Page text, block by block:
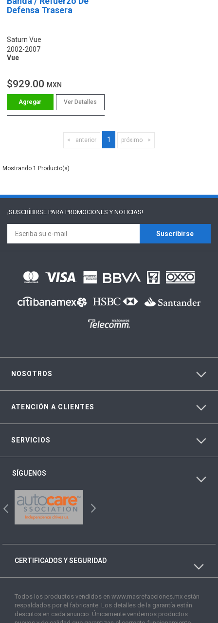
Defensa Trasera
Saturn Vue
2002-2007
Vue
$929.00 MXN
Ver Detalles
anterior 1 próximo
1
¡SUSCRÍBIRSE PARA PROMOCIONES Y NOTICIAS!
Suscríbirse
NOSOTROS
ATENCIÓN A CLIENTES
SERVICIOS
SÍGUENOS
CERTIFICADOS Y SEGURIDAD
Todos los productos vendidos en www.masrefacciones.mx están
respaldados por el fabricante. Los detalles de la garantía están
descritos en cada anuncio. Únicamente vendemos productos